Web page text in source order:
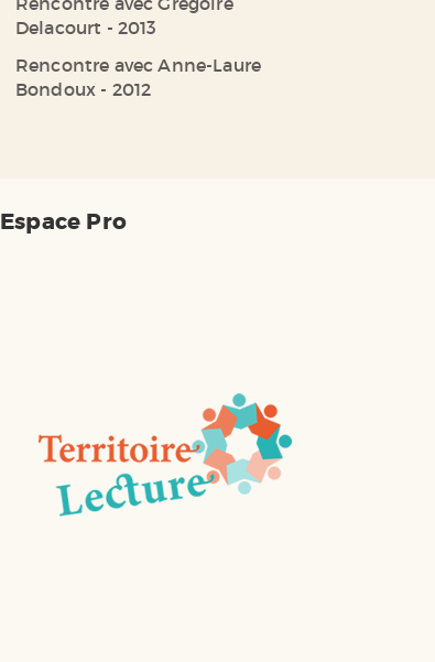
Delacourt - 2013
Rencontre avec Anne-Laure
Bondoux - 2012
Espace Pro